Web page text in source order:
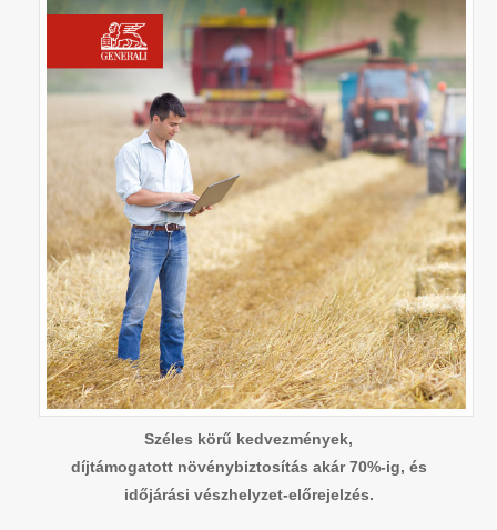
Széles körű kedvezmények,
díjtámogatott növénybiztosítás akár 70%-ig, és
időjárási vészhelyzet-előrejelzés.